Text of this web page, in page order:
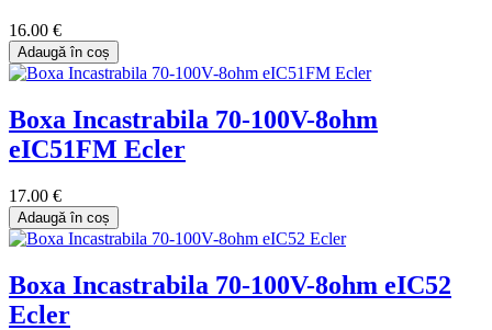
16.00 €
Adaugă în coș
Boxa Incastrabila 70-100V-8ohm
eIC51FM Ecler
17.00 €
Adaugă în coș
Boxa Incastrabila 70-100V-8ohm eIC52
Ecler